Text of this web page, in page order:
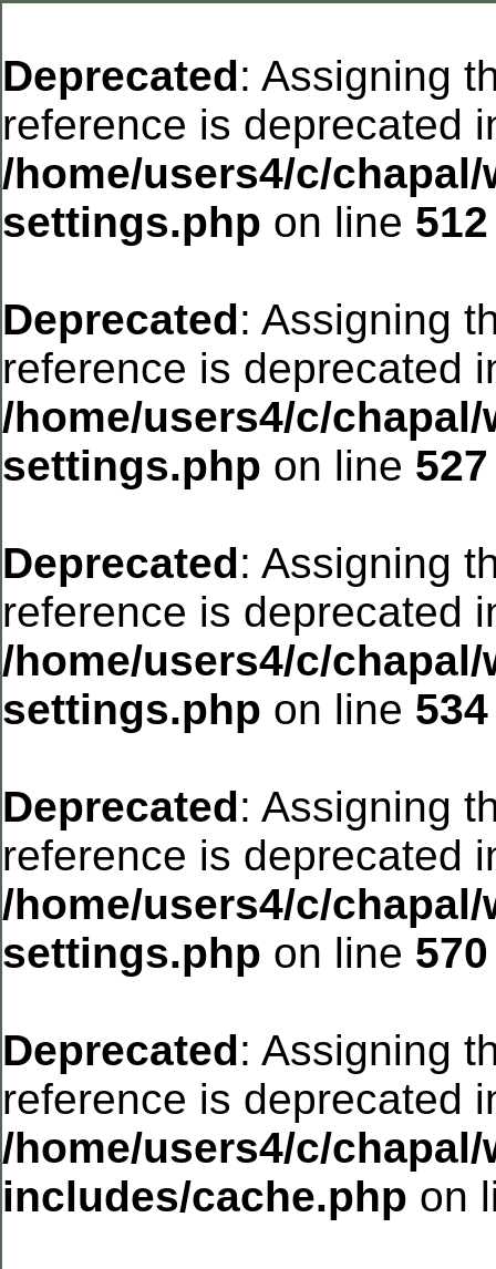
Deprecated: Assigning
reference is deprecated
/home/users4/c/
settings.php on line 512
Deprecated: Assigning
reference is deprecated
/home/users4/c/
settings.php on line 527
Deprecated: Assigning
reference is deprecated
/home/users4/c/
settings.php on line 534
Deprecated: Assigning
reference is deprecated
/home/users4/c/
settings.php on line 570
Deprecated: Assigning
reference is deprecated
/home/users4/c/
includes/cache.php on